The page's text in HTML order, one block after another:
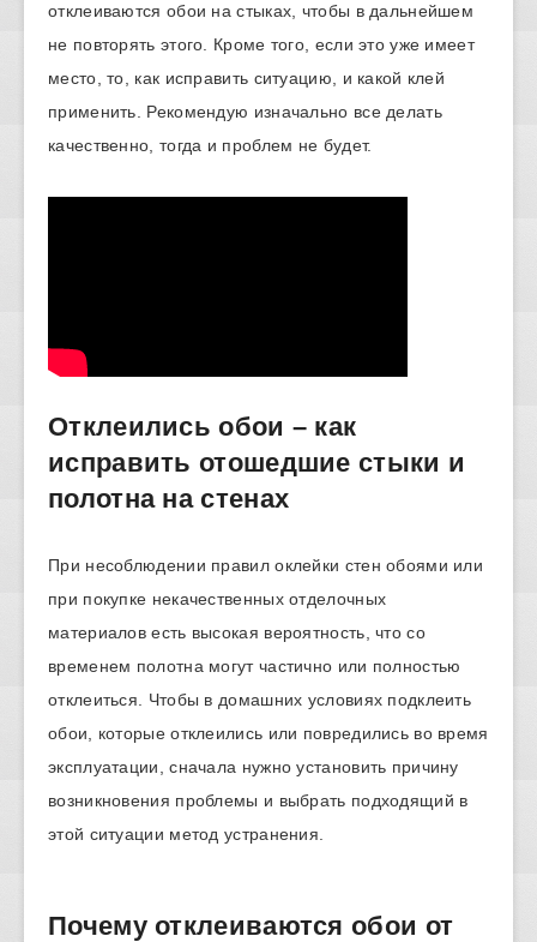
отклеиваются обои на стыках, чтобы в дальнейшем
не повторять этого. Кроме того, если это уже имеет
место, то, как исправить ситуацию, и какой клей
применить. Рекомендую изначально все делать
качественно, тогда и проблем не будет.
Отклеились обои – как
исправить отошедшие стыки и
полотна на стенах
При несоблюдении правил оклейки стен обоями или
при покупке некачественных отделочных
материалов есть высокая вероятность, что со
временем полотна могут частично или полностью
отклеиться. Чтобы в домашних условиях подклеить
обои, которые отклеились или повредились во время
эксплуатации, сначала нужно установить причину
возникновения проблемы и выбрать подходящий в
этой ситуации метод устранения.
Почему отклеиваются обои от